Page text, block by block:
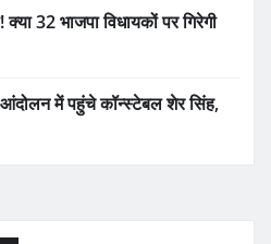
32 भाजपा विधायकों पर गिरेगी
आंदोलन में पहुंचे कॉन्स्टेबल शेर सिंह,